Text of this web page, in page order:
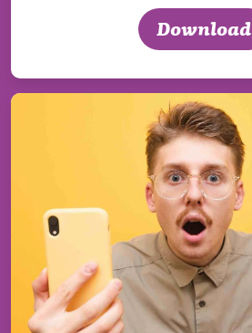
Download